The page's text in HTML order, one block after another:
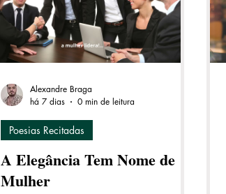
A Elegância Tem Nome de
Mulher
Poesias Recitadas
Alexandre Braga
há 7 dias
0 min de leitura